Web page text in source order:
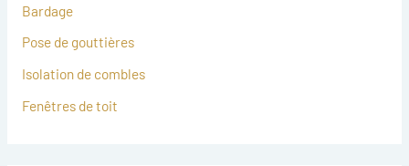
Bardage
Pose de gouttières
Isolation de combles
Fenêtres de toit